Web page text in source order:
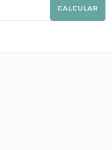
CALCULAR